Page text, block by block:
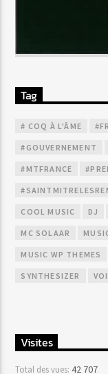
Tag
# COQ À L'ÂME
#GOUVERNEMENT
#MTFRANCE
COOL MUSIC DJ
MC SOLAAR
MUSIC WP THEMES
SYNTHESIZER
Visites
Total des vues:42 707